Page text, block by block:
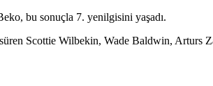
bu sonuçla 7. yenilgisini yaşadı.
süren Scottie Wilbekin, Wade Baldwin, Arturs